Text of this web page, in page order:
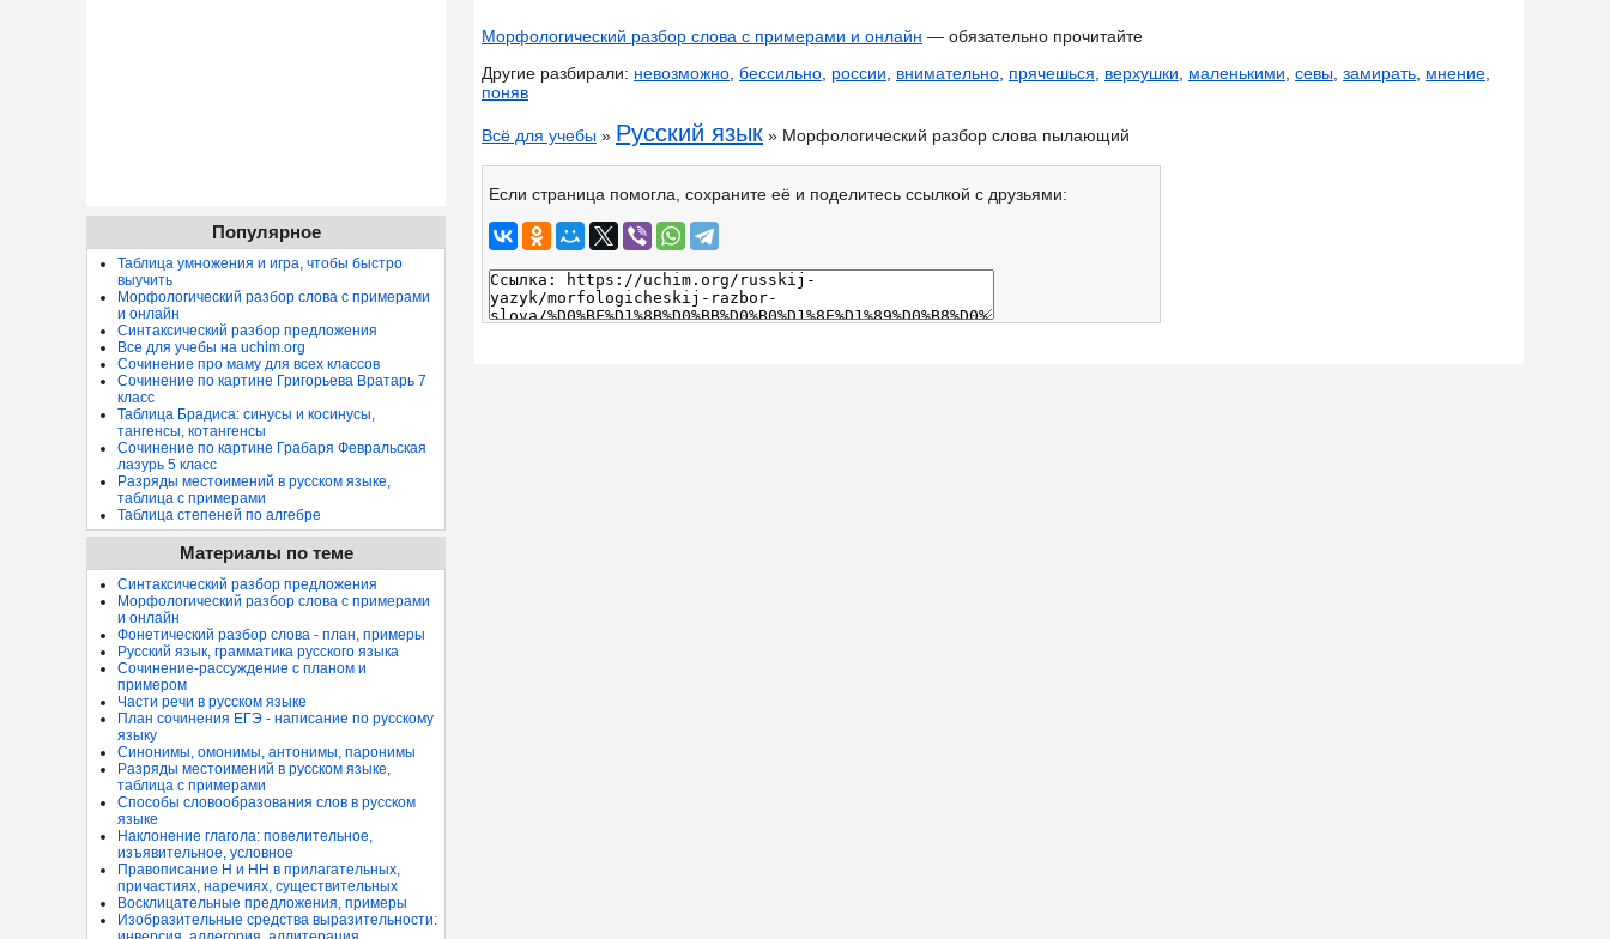
Морфологический разбор слова с примерами и онлайн — обязательно прочитайте
Другие разбирали: невозможно бессильно россии внимательно прячешься верхушки маленькими севы замирать мнение
поняв
Всё для учебы » Русский язык » Морфологический разбор слова пылающий
Если страница помогла, сохраните её и поделитесь ссылкой с друзьями:
Популярное
Таблица умножения и игра, чтобы быстро
выучить
Морфологический разбор слова с примерами
и онлайн
Синтаксический разбор предложения
Все для учебы на uchim.org
Сочинение про маму для всех классов
Сочинение по картине Григорьева Вратарь 7
класс
Таблица Брадиса: синусы и косинусы,
тангенсы, котангенсы
Сочинение по картине Грабаря Февральская
лазурь 5 класс
Разряды местоимений в русском языке,
таблица с примерами
Таблица степеней по алгебре
Материалы по теме
Синтаксический разбор предложения
Морфологический разбор слова с примерами
и онлайн
Фонетический разбор слова - план, примеры
Русский язык, грамматика русского языка
Сочинение-рассуждение с планом и
примером
Части речи в русском языке
План сочинения ЕГЭ - написание по русскому
языку
Синонимы, омонимы, антонимы, паронимы
Разряды местоимений в русском языке,
таблица с примерами
Способы словообразования слов в русском
языке
Наклонение глагола: повелительное,
изъявительное, условное
Правописание Н и НН в прилагательных,
причастиях, наречиях, существительных
Восклицательные предложения, примеры
Изобразительные средства выразительности: